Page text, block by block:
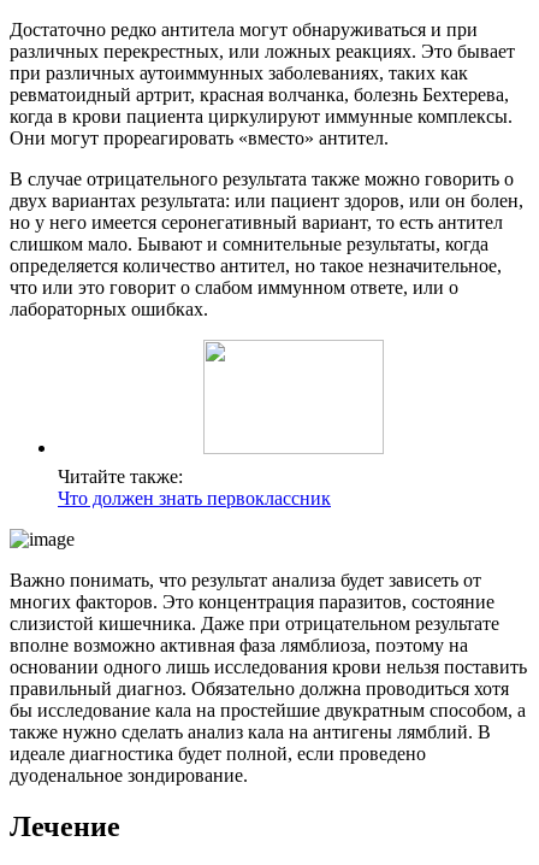
Достаточно редко антитела могут обнаруживаться и при
различных перекрестных, или ложных реакциях. Это бывает
при различных аутоиммунных заболеваниях, таких как
ревматоидный артрит, красная волчанка, болезнь Бехтерева,
когда в крови пациента циркулируют иммунные комплексы.
Они могут прореагировать «вместо» антител.
В случае отрицательного результата также можно говорить о
двух вариантах результата: или пациент здоров, или он болен,
но у него имеется серонегативный вариант, то есть антител
слишком мало. Бывают и сомнительные результаты, когда
определяется количество антител, но такое незначительное,
что или это говорит о слабом иммунном ответе, или о
лабораторных ошибках.
Читайте также:
Что должен знать первоклассник
Важно понимать, что результат анализа будет зависеть от
многих факторов. Это концентрация паразитов, состояние
слизистой кишечника. Даже при отрицательном результате
вполне возможно активная фаза лямблиоза, поэтому на
основании одного лишь исследования крови нельзя поставить
правильный диагноз. Обязательно должна проводиться хотя
бы исследование кала на простейшие двукратным способом, а
также нужно сделать анализ кала на антигены лямблий. В
идеале диагностика будет полной, если проведено
дуоденальное зондирование.
Лечение